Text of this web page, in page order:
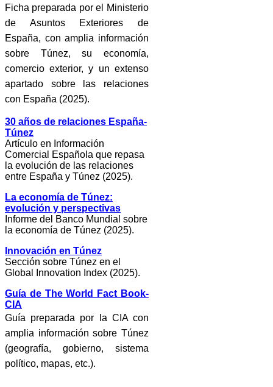
Ficha preparada por el Ministerio
de Asuntos Exteriores de
España, con amplia información
sobre Túnez, su economía,
comercio exterior, y un extenso
apartado sobre las relaciones
con España (2025).
30 años de relaciones España-
Túnez
Artículo en Información
Comercial Española que repasa
la evolución de las relaciones
entre España y Túnez (2025).
La economía de Túnez:
evolución y perspectivas
Informe del Banco Mundial sobre
la economía de Túnez (2025).
Innovación en Túnez
Sección sobre Túnez en el
Global Innovation Index (2025).
Guía de The World Fact Book-
CIA
Guía preparada por la CIA con
amplia información sobre Túnez
(geografía, gobierno, sistema
político, mapas, etc.).